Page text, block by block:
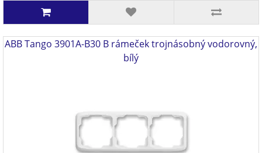
ABB Tango 3901A-B30 B rámeček trojnásobný vodorovný,
bílý